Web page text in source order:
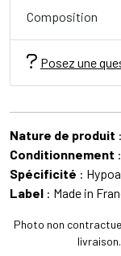
Composition
Posez une
Nature de produit
Conditionnement
Spécificité :
Label : Made in
Photo non